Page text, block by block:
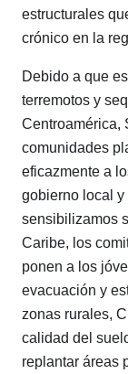
estructurales
crónico en la
Debido a que
terremotos y
Centroamérica,
comunidades
eficazmente a
gobierno local
sensibilizamos
Caribe, los
ponen a los
evacuación y
zonas rurales,
calidad del
replantar áreas